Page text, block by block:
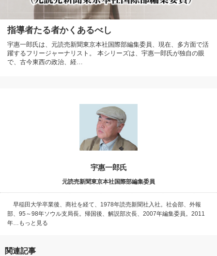
指導者たる者かくあるべし
宇惠一郎氏は、元読売新聞東京本社国際部編集委員、現在、多方面で活
躍するフリージャーナリスト。 本シリーズは、宇惠一郎氏が独自の眼
で、古今東西の政治、経…
宇惠一郎氏
元読売新聞東京本社国際部編集委員
早稲田大学卒業後、商社を経て、1978年読売新聞社入社。社会部、外報
部、95～98年ソウル支局長。帰国後、解説部次長、2007年編集委員。2011
年…もっと見る
関連記事